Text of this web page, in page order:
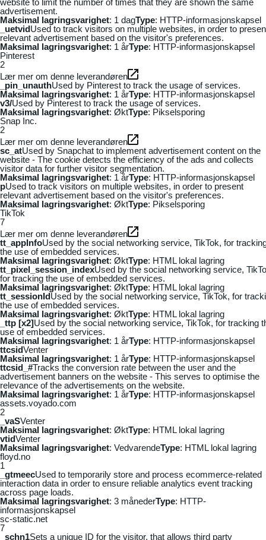
advertisement.
Maksimal lagringsvarighet: 1 dagType: HTTP-informasjonskapsel
_uetvidUsed to track visitors on multiple websites, in order to
relevant advertisement based on the visitor's preferences.
Maksimal lagringsvarighet: 1 årType: HTTP-informasjonskapsel
Pinterest
2
Lær mer om denne leverandøren
_pin_unauthUsed by Pinterest to track the usage of services.
Maksimal lagringsvarighet: 1 årType: HTTP-informasjonskapsel
v3/Used by Pinterest to track the usage of services.
Maksimal lagringsvarighet: ØktType: Pikselsporing
Snap Inc.
2
Lær mer om denne leverandøren
sc_atUsed by Snapchat to implement advertisement content on the
website - The cookie detects the efficiency of the ads and collects
visitor data for further visitor segmentation.
Maksimal lagringsvarighet: 1 årType: HTTP-informasjonskapsel
pUsed to track visitors on multiple websites, in order to present
relevant advertisement based on the visitor's preferences.
Maksimal lagringsvarighet: ØktType: Pikselsporing
TikTok
7
Lær mer om denne leverandøren
tt_appInfoUsed by the social networking service, TikTok, for
the use of embedded services.
Maksimal lagringsvarighet: ØktType: HTML lokal lagring
tt_pixel_session_indexUsed by the social networking service,
for tracking the use of embedded services.
Maksimal lagringsvarighet: ØktType: HTML lokal lagring
tt_sessionIdUsed by the social networking service, TikTok, for
the use of embedded services.
Maksimal lagringsvarighet: ØktType: HTML lokal lagring
_ttp [x2]Used by the social networking service, TikTok, for tracking
use of embedded services.
Maksimal lagringsvarighet: 1 årType: HTTP-informasjonskapsel
ttcsidVenter
Maksimal lagringsvarighet: 1 årType: HTTP-informasjonskapsel
ttcsid_#Tracks the conversion rate between the user and the
advertisement banners on the website - This serves to optimise the
relevance of the advertisements on the website.
Maksimal lagringsvarighet: 1 årType: HTTP-informasjonskapsel
assets.voyado.com
2
_vaSVenter
Maksimal lagringsvarighet: ØktType: HTML lokal lagring
vtidVenter
Maksimal lagringsvarighet: VedvarendeType: HTML lokal lagring
floyd.no
1
_gtmeecUsed to temporarily store and process ecommerce-related
interaction data in order to ensure reliable analytics event tracking
across page loads.
Maksimal lagringsvarighet: 3 månederType: HTTP-
informasjonskapsel
sc-static.net
7
_schn1Sets a unique ID for the visitor, that allows third party